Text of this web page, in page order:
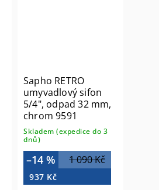
Sapho RETRO
umyvadlový sifon
5/4", odpad 32 mm,
chrom 9591
Skladem (expedice do 3
dnů)
1 090 Kč
–14 %
937 Kč